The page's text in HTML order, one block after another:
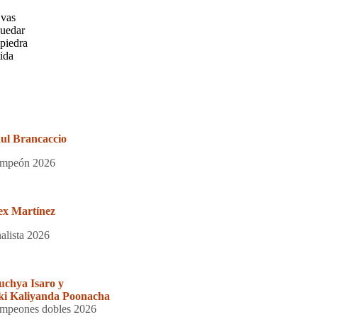
Brancaccio
2026
Martínez
2026
Isaro y
Kaliyanda Poonacha
dobles 2026